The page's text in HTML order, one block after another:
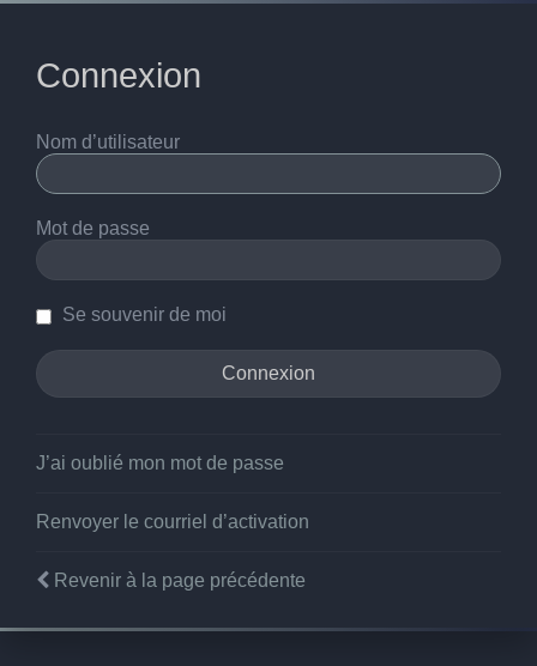
Connexion
Nom d’utilisateur
Mot de passe
Se souvenir de moi
J’ai oublié mon mot de passe
Renvoyer le courriel d’activation
Revenir à la page précédente